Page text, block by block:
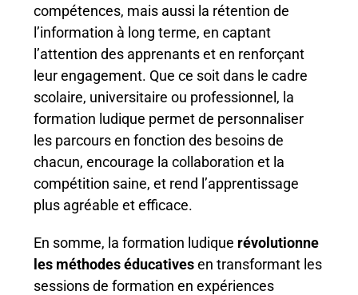
compétences, mais aussi la rétention de
l’information à long terme, en captant
l’attention des apprenants et en renforçant
leur engagement. Que ce soit dans le cadre
scolaire, universitaire ou professionnel, la
formation ludique permet de personnaliser
les parcours en fonction des besoins de
chacun, encourage la collaboration et la
compétition saine, et rend l’apprentissage
plus agréable et efficace.
En somme, la formation ludique révolutionne
les méthodes éducativesen transformant les
sessions de formation en expériences